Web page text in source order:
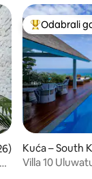
ocjena: 4,81/5,
Među
Odabrali
Kuća – South
Villa 10